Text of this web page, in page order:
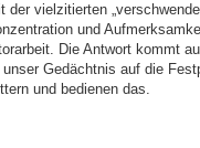
vielzitierten
und
Die Antwort kommt
Gedächtnis auf die
und bedienen das.